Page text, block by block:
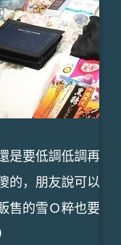
是要低調低調再低
的，朋友說可以幫
售的雪Ｏ粹也要N